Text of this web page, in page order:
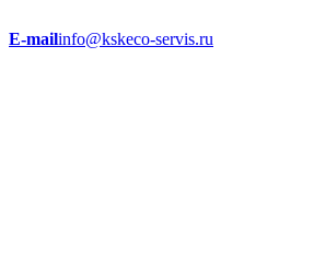
E-mailinfo@kskeco-servis.ru